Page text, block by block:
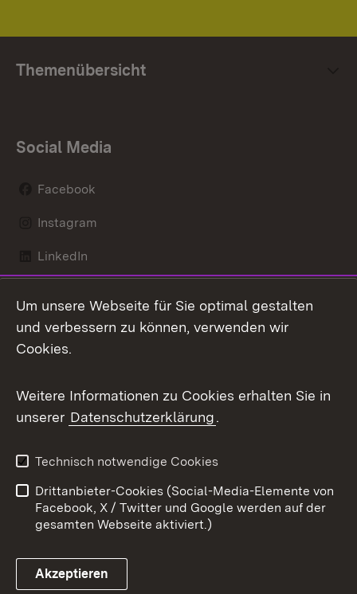
Themenübersicht
Social Media
Facebook
Instagram
LinkedIn
X / Twitter
Youtube
Link zum Landesportal
Kontakt
Datenschutz
Barrierefreiheit
Impressum
Cookies
Um unsere Webseite für Sie optimal gestalten
und verbessern zu können, verwenden wir
Cookies.
Weitere Informationen zu Cookies erhalten Sie in
unserer Datenschutzerklärung.
Technisch notwendige Cookies
Drittanbieter-Cookies (Social-Media-Elemente von
Facebook, X / Twitter und Google werden auf der
gesamten Webseite aktiviert.)
Akzeptieren